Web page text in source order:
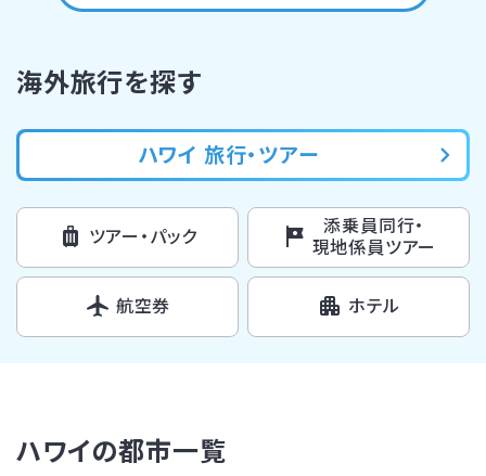
海外旅行を探す
ハワイ 旅行・ツアー
ツアー・パック
添乗員同行・
現地係員ツアー
航空券 ホテル
ハワイの都市一覧